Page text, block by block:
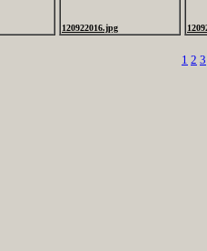
120922016.jpg
1 2 3